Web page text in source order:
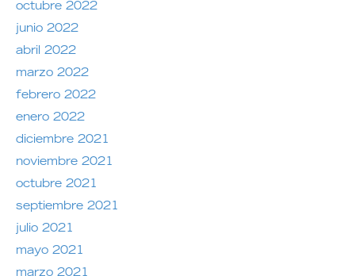
octubre 2022
junio 2022
abril 2022
marzo 2022
febrero 2022
enero 2022
diciembre 2021
noviembre 2021
octubre 2021
septiembre 2021
julio 2021
mayo 2021
marzo 2021